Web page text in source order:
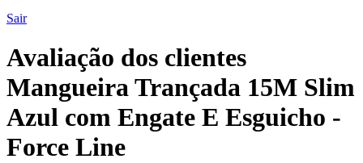
Sair
Avaliação dos clientes
Mangueira Trançada 15M Slim
Azul com Engate E Esguicho -
Force Line